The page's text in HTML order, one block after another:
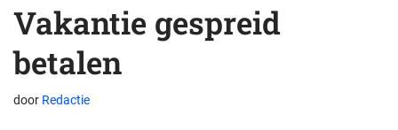
Vakantie gespreid
betalen
door Redactie